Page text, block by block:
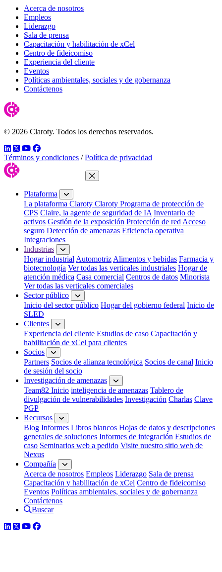
Acerca de nosotros
Empleos
Liderazgo
Sala de prensa
Capacitación y habilitación de xCel
Centro de fideicomiso
Experiencia del cliente
Eventos
Políticas ambientales, sociales y de gobernanza
Contáctenos
© 2026 Claroty. Todos los derechos reservados.
LinkedIn
TwitterYouTube
Facebook
Términos y condiciones / Política de privacidad
Cerrar menú
Plataforma
La plataforma Claroty Claroty Programa de protección de
CPS Claire, la agente de seguridad de IA Inventario de
activos Gestión de la exposición Protección de red Acceso
seguro Detección de amenazas Eficiencia operativa
Integraciones
Industrias
Hogar industrial Automotriz Alimentos y bebidas Farmacia y
biotecnología Ver todas las verticales industriales Hogar de
atención médica Casa comercial Centros de datos Minorista
Ver todas las verticales comerciales
Sector público
Inicio del sector público Hogar del gobierno federal Inicio de
SLED
Clientes
Experiencia del cliente Estudios de caso Capacitación y
habilitación de xCel para clientes
Socios
Partners Socios de alianza tecnológica Socios de canal Inicio
de sesión del socio
Investigación de amenazas
Team82 Inicio inteligencia de amenazas Tablero de
divulgación de vulnerabilidades Investigación Charlas Clave
PGP
Recursos
Blog Informes Libros blancos Hojas de datos y descripciones
generales de soluciones Informes de integración Estudios de
caso Seminarios web a pedido Visite nuestro sitio web de
Nexus
Compañía
Acerca de nosotros Empleos Liderazgo Sala de prensa
Capacitación y habilitación de xCel Centro de fideicomiso
Eventos Políticas ambientales, sociales y de gobernanza
Contáctenos
Buscar
LinkedIn
TwitterYouTube
Facebook